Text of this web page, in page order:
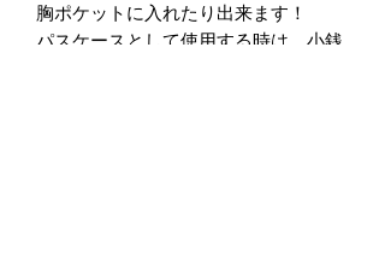
胸ポケットに入れたり出来ます！
パスケースとして使用する時は、小銭